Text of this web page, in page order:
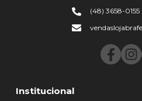
Institucional
(48) 3658-0155